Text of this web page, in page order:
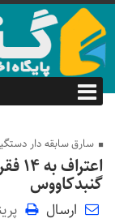
سارق سابقه دار
گنبدکاووس
ارسال